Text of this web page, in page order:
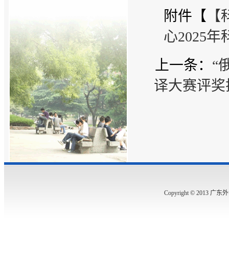
附件【
心2025年
上一条： “
译大赛评奖
Copyright © 2013 广东